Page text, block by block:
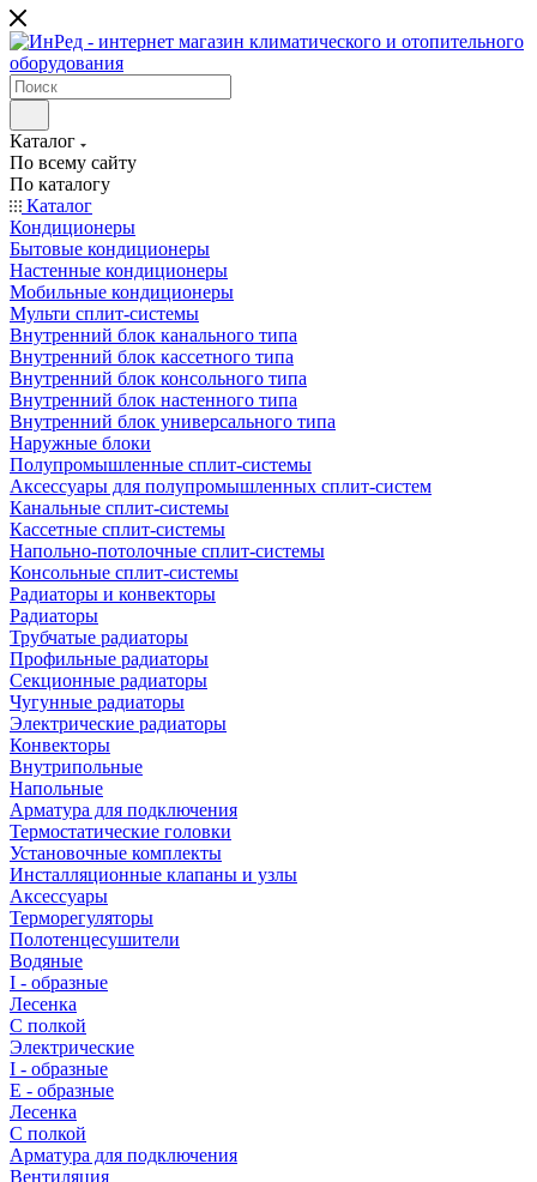
Каталог
По всему сайту
По каталогу
Каталог
Кондиционеры
Бытовые кондиционеры
Настенные кондиционеры
Мобильные кондиционеры
Мульти сплит-системы
Внутренний блок канального типа
Внутренний блок кассетного типа
Внутренний блок консольного типа
Внутренний блок настенного типа
Внутренний блок универсального типа
Наружные блоки
Полупромышленные сплит-системы
Аксессуары для полупромышленных сплит-систем
Канальные сплит-системы
Кассетные сплит-системы
Напольно-потолочные сплит-системы
Консольные сплит-системы
Радиаторы и конвекторы
Радиаторы
Трубчатые радиаторы
Профильные радиаторы
Секционные радиаторы
Чугунные радиаторы
Электрические радиаторы
Конвекторы
Внутрипольные
Напольные
Арматура для подключения
Термостатические головки
Установочные комплекты
Инсталляционные клапаны и узлы
Аксессуары
Терморегуляторы
Полотенцесушители
Водяные
I - образные
Лесенка
С полкой
Электрические
I - образные
E - образные
Лесенка
С полкой
Арматура для подключения
Вентиляция